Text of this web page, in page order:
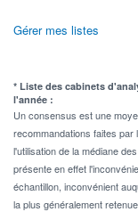
Gérer mes listes
* Liste des cabinets
l'année :
Un consensus est une
recommandations faites
l'utilisation de la médiane
présente en effet
échantillon, inconvénient
la plus généralement